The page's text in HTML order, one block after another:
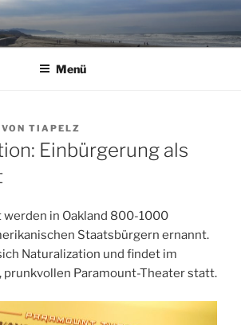
Menü
VON TIAPELZ
Einbürgerung als
werden in Oakland 800-1000
Staatsbürgern ernannt.
Naturalization und findet im
prunkvollen Paramount-Theater statt.